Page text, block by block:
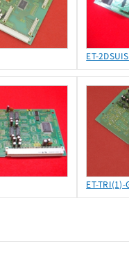
ET-
ET-TRI(1)-